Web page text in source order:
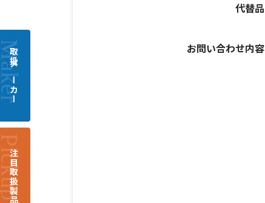
代替品
お問い合わせ内容
取扱メーカー
注目取扱製品